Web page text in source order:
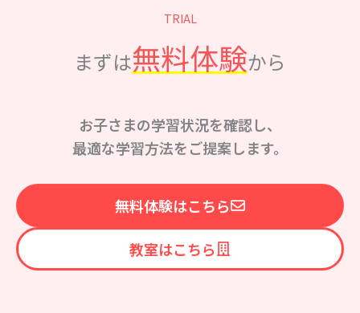
TRIAL
まずは無料体験から
お子さまの学習状況を確認し、
最適な学習方法をご提案します。
無料体験はこちら
教室はこちら